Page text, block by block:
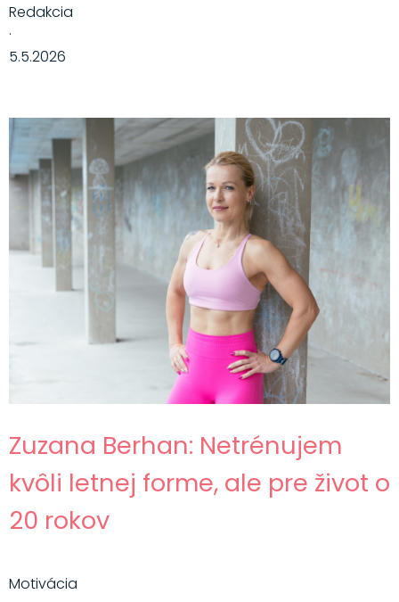
Redakcia
·
5.5.2026
Zuzana Berhan: Netrénujem
kvôli letnej forme, ale pre život o
20 rokov
Motivácia